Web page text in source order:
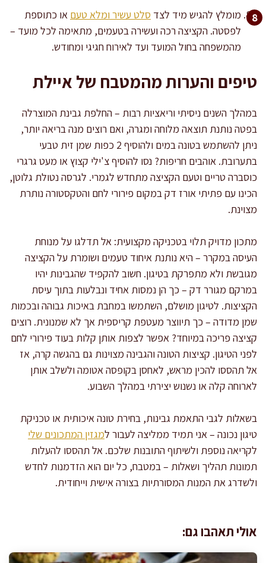
מומלץ להגיש מיד לצד סלט עשיר ומלא טעם או כתוספת
לפסטה. הקציצה רכה ועשירה בטעמים, מתאימה לכל מועד –
מהמשפחה בחול המועד ועד לאירוח חגיגי ומחודש.
טיפים והערות מהמטבח של איילת
במהלך השנים ניסיתי וריאציות רבות – החלפת גבינת המוצרלה
בפטה נותנת תוצאה מלוחה ומגרה, ואם רוצים מנה בריאה יותר,
ניתן להשתמש בטונה במים ולהוסיף 2 כפות שמן זית טבעי
בתערובת. אוהבים חריפות? נסו להוסיף צ'ילי קצוץ או מעט גרגרי
כוסברה טריים וטעם הקציצה מתחדש לגמרי. לגרסה נטולת גלוטן,
הכינו עם פתיתי אורז דק במקום פירורי לחם והטקסטורה נותרת
מצוינת.
מתכון מדויק תלוי בטכניקה מקצועית: אל תדלגו על מנוחת
העיסה במקרר – היא נותנת איחוד טעמים ושומרת על הקציצה
מגובשת ולא מתפרקת בטיגון. חשוב להקפיד שהגבינות יהיו
במרקם מגורר דק – כך הן נמסות אחיד ונבלעות בתוך עיסת
הקציצות. לטיגון מושלם, השתמשו במחבת באיכות גבוהה ובכמות
שמן מדודה – כך תיווצר מעטפת קריספית אך לא שמנונית. רוצים
קציצה פריכה במיוחד? אפשר לצפות אותן קלות בעוד פירורי לחם
לפני הטיגון. קציצות הטונה והגבינה מצוינות גם בהגשה קרה, אז
אל תהססו להכין מראש, לאחסן בקופסה אטומה ולשלב אותן
לארוחה קלה או נשנוש יצירתי במהלך השבוע.
בשאלות לגבי התאמת גבינות, בחירת טונה איכותית או טכניקת
טיגון נכונה – אני תמיד ממליצה לעבור למגזין המתכונים שלי
לקריאה נוספת ולשיתוף התובנות שלכם. אל תהססו להעלות
תמונות תהליך ושאלות – במטבח, כל יום הוא הזדמנות לחדש
ולשדרג את המנות המסורתיות בצורה אישית וייחודית.
אולי תאהבו גם: